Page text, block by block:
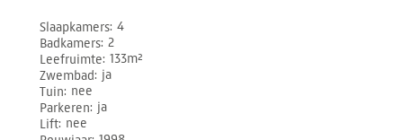
Slaapkamers 4
Badkamers 2
Leefruimte 133m²
Zwembad ja
Tuin nee
Parkeren ja
Lift nee